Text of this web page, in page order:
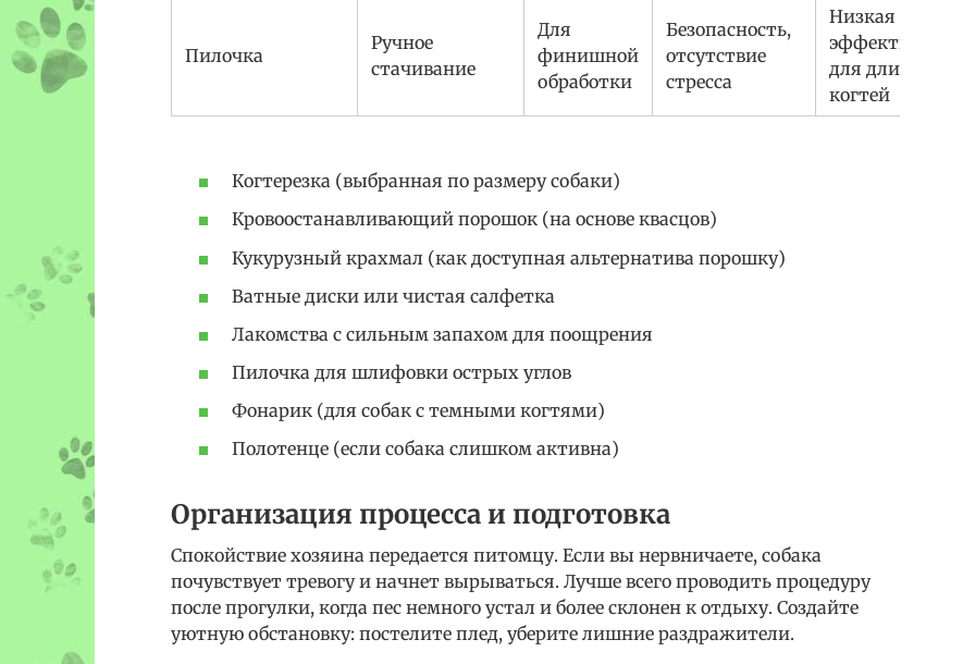
Пилочка
Ручное
стачивание
Для
финишной
обработки
Безопасность,
отсутствие
стресса
Низкая
эффективность
для длинных
когтей
Когтерезка (выбранная по размеру собаки)
Кровоостанавливающий порошок (на основе квасцов)
Кукурузный крахмал (как доступная альтернатива порошку)
Ватные диски или чистая салфетка
Лакомства с сильным запахом для поощрения
Пилочка для шлифовки острых углов
Фонарик (для собак с темными когтями)
Полотенце (если собака слишком активна)
Организация процесса и подготовка
Спокойствие хозяина передается питомцу. Если вы нервничаете, собака
почувствует тревогу и начнет вырываться. Лучше всего проводить процедуру
после прогулки, когда пес немного устал и более склонен к отдыху. Создайте
уютную обстановку: постелите плед, уберите лишние раздражители.